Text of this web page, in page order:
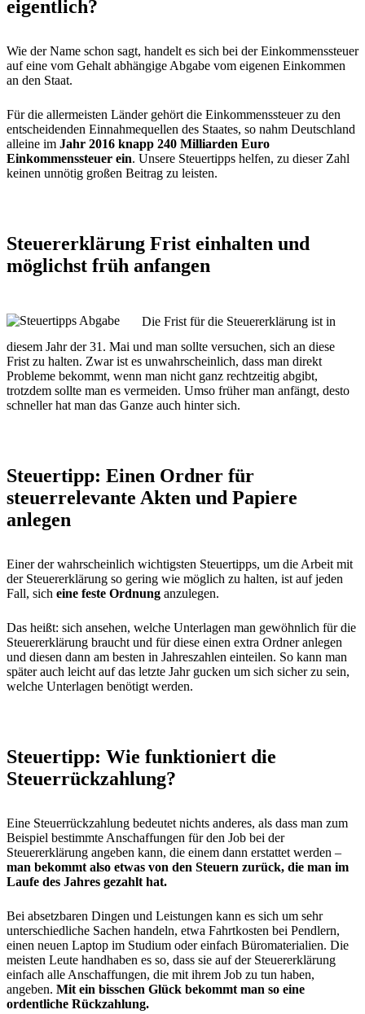
eigentlich?
Wie der Name schon sagt, handelt es sich bei der Einkommenssteuer
auf eine vom Gehalt abhängige Abgabe vom eigenen Einkommen
an den Staat.
Für die allermeisten Länder gehört die Einkommenssteuer zu den
entscheidenden Einnahmequellen des Staates, so nahm Deutschland
alleine im Jahr 2016 knapp 240 Milliarden Euro
Einkommenssteuer ein. Unsere Steuertipps helfen, zu dieser Zahl
keinen unnötig großen Beitrag zu leisten.
Steuererklärung Frist einhalten und
möglichst früh anfangen
Die Frist für die Steuererklärung ist in
diesem Jahr der 31. Mai und man sollte versuchen, sich an diese
Frist zu halten. Zwar ist es unwahrscheinlich, dass man direkt
Probleme bekommt, wenn man nicht ganz rechtzeitig abgibt,
trotzdem sollte man es vermeiden. Umso früher man anfängt, desto
schneller hat man das Ganze auch hinter sich.
Steuertipp: Einen Ordner für
steuerrelevante Akten und Papiere
anlegen
Einer der wahrscheinlich wichtigsten Steuertipps, um die Arbeit mit
der Steuererklärung so gering wie möglich zu halten, ist auf jeden
Fall, sich eine feste Ordnung anzulegen.
Das heißt: sich ansehen, welche Unterlagen man gewöhnlich für die
Steuererklärung braucht und für diese einen extra Ordner anlegen
und diesen dann am besten in Jahreszahlen einteilen. So kann man
später auch leicht auf das letzte Jahr gucken um sich sicher zu sein,
welche Unterlagen benötigt werden.
Steuertipp: Wie funktioniert die
Steuerrückzahlung?
Eine Steuerrückzahlung bedeutet nichts anderes, als dass man zum
Beispiel bestimmte Anschaffungen für den Job bei der
Steuererklärung angeben kann, die einem dann erstattet werden –
man bekommt also etwas von den Steuern zurück, die man im
Laufe des Jahres gezahlt hat.
Bei absetzbaren Dingen und Leistungen kann es sich um sehr
unterschiedliche Sachen handeln, etwa Fahrtkosten bei Pendlern,
einen neuen Laptop im Studium oder einfach Büromaterialien. Die
meisten Leute handhaben es so, dass sie auf der Steuererklärung
einfach alle Anschaffungen, die mit ihrem Job zu tun haben,
angeben. Mit ein bisschen Glück bekommt man so eine
ordentliche Rückzahlung.